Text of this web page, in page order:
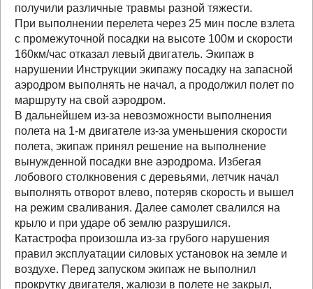
получили различные травмы разной тяжести.
При выполнении перелета через 25 мин после взлета
с промежуточной посадки на высоте 100м и скорости
160км/час отказал левый двигатель. Экипаж в
нарушении Инструкции экипажу посадку на запасной
аэродром выполнять не начал, а продолжил полет по
маршруту на свой аэродром.
В дальнейшем из-за невозможности выполнения
полета на 1-м двигателе из-за уменьшения скорости
полета, экипаж принял решение на выполнение
вынужденной посадки вне аэродрома. Избегая
лобового столкновения с деревьями, летчик начал
выполнять отворот влево, потеряв скорость и вышел
на режим сваливания. Далее самолет свалился на
крыло и при ударе об землю разрушился.
Катастрофа произошла из-за грубого нарушения
правил эксплуатации силовых установок на земле и
воздухе. Перед запуском экипаж не выполнил
прокрутку двигателя, жалюзи в полете не закрыл,